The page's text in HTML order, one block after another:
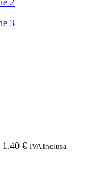
1.40 € IVA inclusa